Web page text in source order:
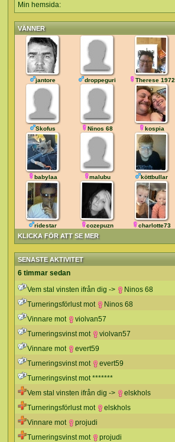
Min hemsida:
VÄNNER
KLICKA FÖR ATT SE MER
jantore droppeguri Therese 1972
Skofus Ninos 68 kospia
babylaa malubu köttbullar
ridestar cozepuzn charlotte73
SENASTE AKTIVITET
6 timmar sedan
Vem stal vinsten ifrån dig ->
Ninos 68
Turneringsförlust mot
Ninos 68
Vinnare mot
violvan57
Turneringsvinst mot
violvan57
Vinnare mot
evert59
Turneringsvinst mot
evert59
Turneringsvinst mot *******
Vem stal vinsten ifrån dig ->
elskhols
Turneringsförlust mot
elskhols
Vinnare mot
projudi
Turneringsvinst mot
projudi